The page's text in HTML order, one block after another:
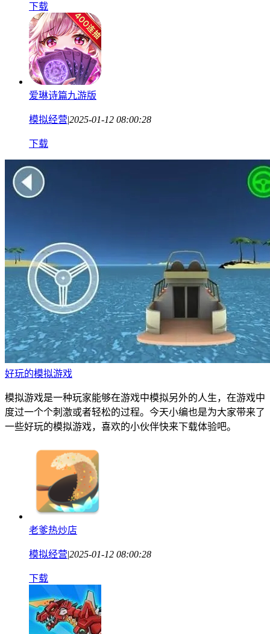
下载
爱琳诗篇九游版
模拟经营|2025-01-12 08:00:28
下载
好玩的模拟游戏
模拟游戏是一种玩家能够在游戏中模拟另外的人生，在游戏中
度过一个个刺激或者轻松的过程。今天小编也是为大家带来了
一些好玩的模拟游戏，喜欢的小伙伴快来下载体验吧。
老爹热炒店
模拟经营|2025-01-12 08:00:28
下载